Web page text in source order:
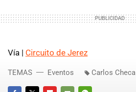
Vía | Circuito de Jerez
TEMAS Eventos Carlos Checa